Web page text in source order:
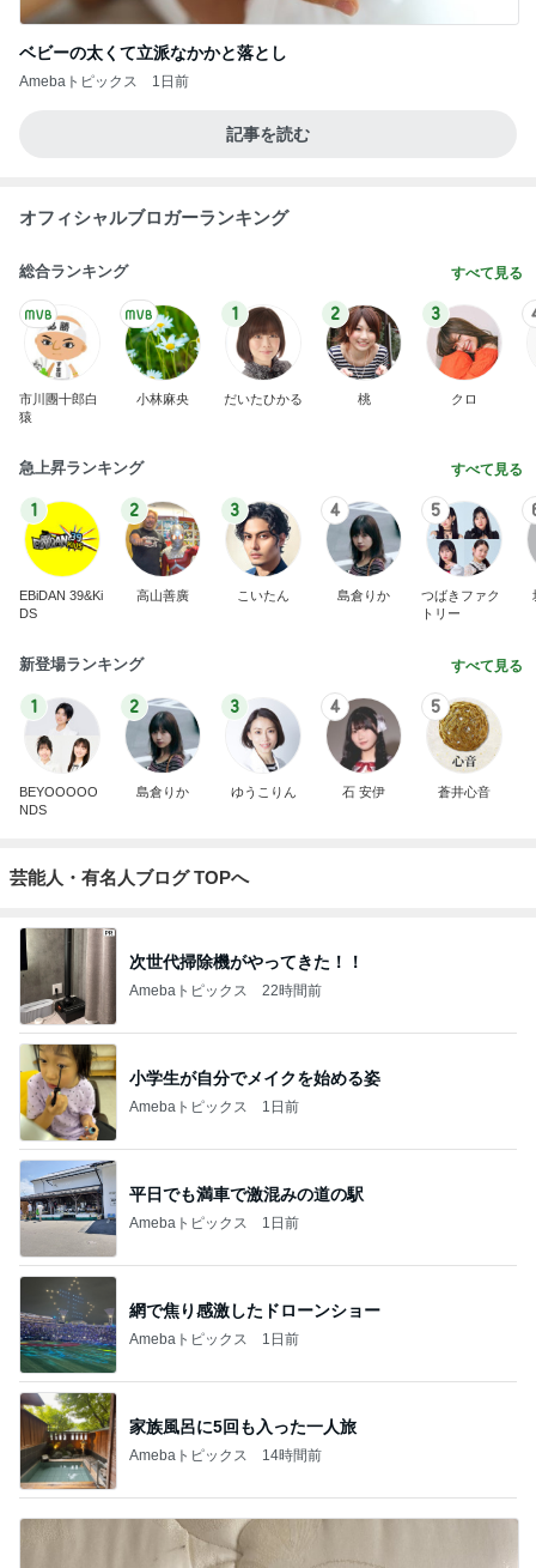
ベビーの太くて立派なかかと落とし
Amebaトピックス 1日前
記事を読む
オフィシャルブロガーランキング
総合ランキング すべて見る
市川團十郎白
猿
小林麻央
1
だいたひかる
2
桃
3
クロ
急上昇ランキング すべて見る
1
EBiDAN 39&Ki
DS
2
高山善廣
3
こいたん
4
島倉りか
5
つばきファク
トリー
新登場ランキング すべて見る
1
BEYOOOOO
NDS
2
島倉りか
3
ゆうこりん
4
石 安伊
5
蒼井心音
芸能人・有名人ブログ TOPへ
次世代掃除機がやってきた！！
Amebaトピックス 22時間前
小学生が自分でメイクを始める姿
Amebaトピックス 1日前
平日でも満車で激混みの道の駅
Amebaトピックス 1日前
網で焦り感激したドローンショー
Amebaトピックス 1日前
家族風呂に5回も入った一人旅
Amebaトピックス 14時間前